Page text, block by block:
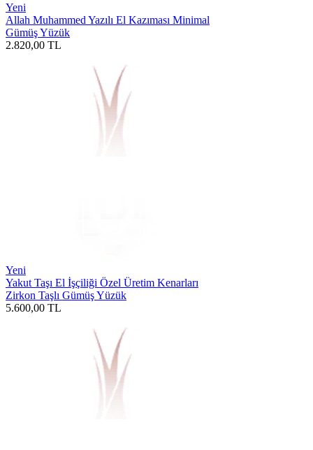
Yeni
Allah Muhammed Yazılı El Kazıması Minimal
Gümüş Yüzük
2.820,00 TL
Yeni
Yakut Taşı El İşçiliği Özel Üretim Kenarları
Zirkon Taşlı Gümüş Yüzük
5.600,00 TL